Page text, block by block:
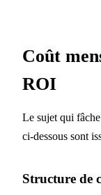
Coût
ROI
Le sujet qui
ci-dessous sont
Structure de